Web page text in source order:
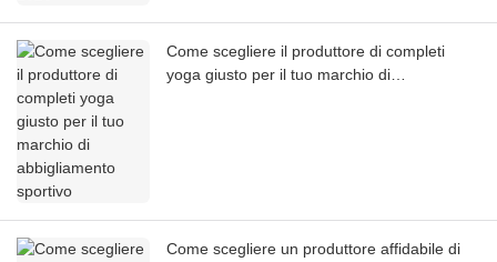
Come scegliere il produttore di completi
yoga giusto per il tuo marchio di
Come scegliere un produttore affidabile di